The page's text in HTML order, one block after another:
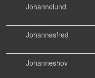
Johannelund
Johannesfred
Johanneshov